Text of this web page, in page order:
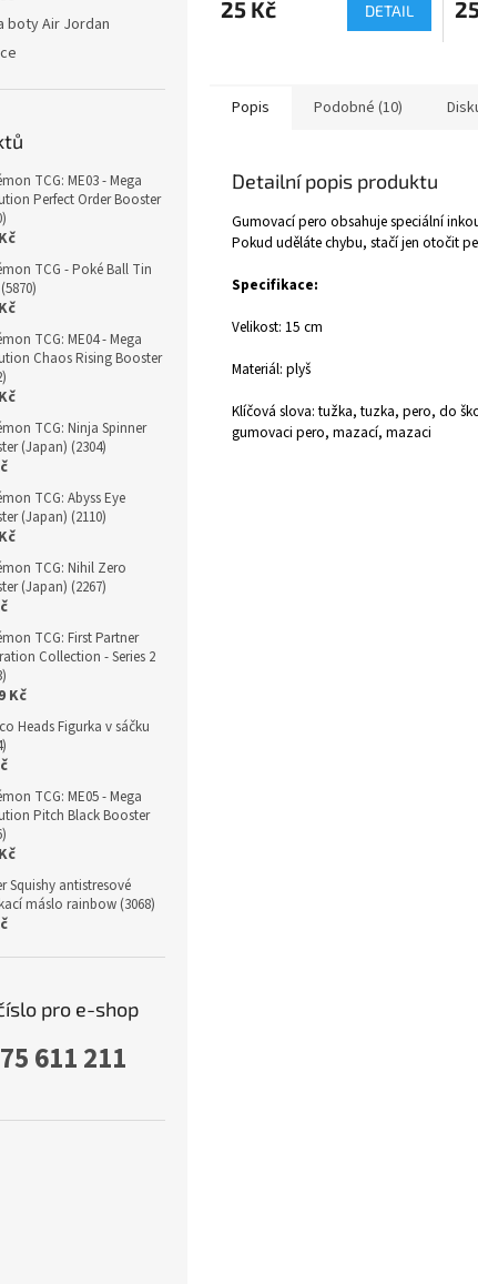
boty Air Jordan
TCG: ME03 - Mega
Perfect Order Booster
TCG - Poké Ball Tin
TCG: ME04 - Mega
Chaos Rising Booster
TCG: Ninja Spinner
(Japan) (2304)
TCG: Abyss Eye
(Japan) (2110)
TCG: Nihil Zero
(Japan) (2267)
TCG: First Partner
Collection - Series 2
Kč
Heads Figurka v sáčku
TCG: ME05 - Mega
Pitch Black Booster
Squishy antistresové
máslo rainbow (3068)
pro e-shop
611 211
25 Kč DETAIL
Popis Podobné (10)
Detailní popis produktu
Gumovací pero obsahuje speciální
Pokud uděláte chybu, stačí jen otočit
Specifikace:
Velikost: 15 cm
Materiál: plyš
Klíčová slova: tužka, tuzka, pero, do
gumovaci pero, mazací, mazaci